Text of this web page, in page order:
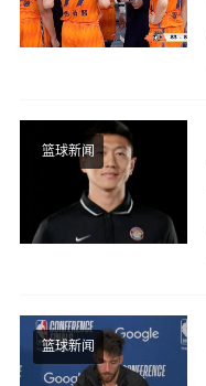
篮球新闻
篮球新闻